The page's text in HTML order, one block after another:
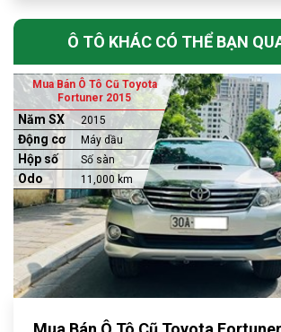
Ô TÔ KHÁC CÓ THỂ BẠN
Mua Bán Ô Tô Cũ Toyota
Fortuner 2015
Năm SX 2015
Động cơ Máy dầu
Hộp số Số sàn
Odo 11,000 km